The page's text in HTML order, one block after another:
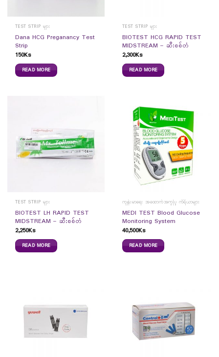
TEST STRIP များ
Dana HCG Preganancy Test
Strip
150Ks
READ MORE
TEST STRIP များ
BIOTEST HCG RAPID TEST
MIDSTREAM – ဆီးစစ်တံ
2,300Ks
READ MORE
TEST STRIP များ
BIOTEST LH RAPID TEST
MIDSTREAM – ဆီးစစ်တံ
2,250Ks
READ MORE
ကျန်းမာရေး အထောက်အကူပြု ကိရိယာများ
MEDI TEST Blood Glucose
Monitoring System
40,500Ks
READ MORE